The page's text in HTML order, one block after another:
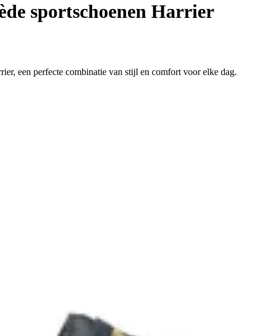
sportschoenen Harrier
een perfecte combinatie van stijl en comfort voor elke dag.